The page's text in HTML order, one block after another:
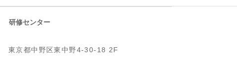
研修センター
東京都中野区東中野4-30-18 2F